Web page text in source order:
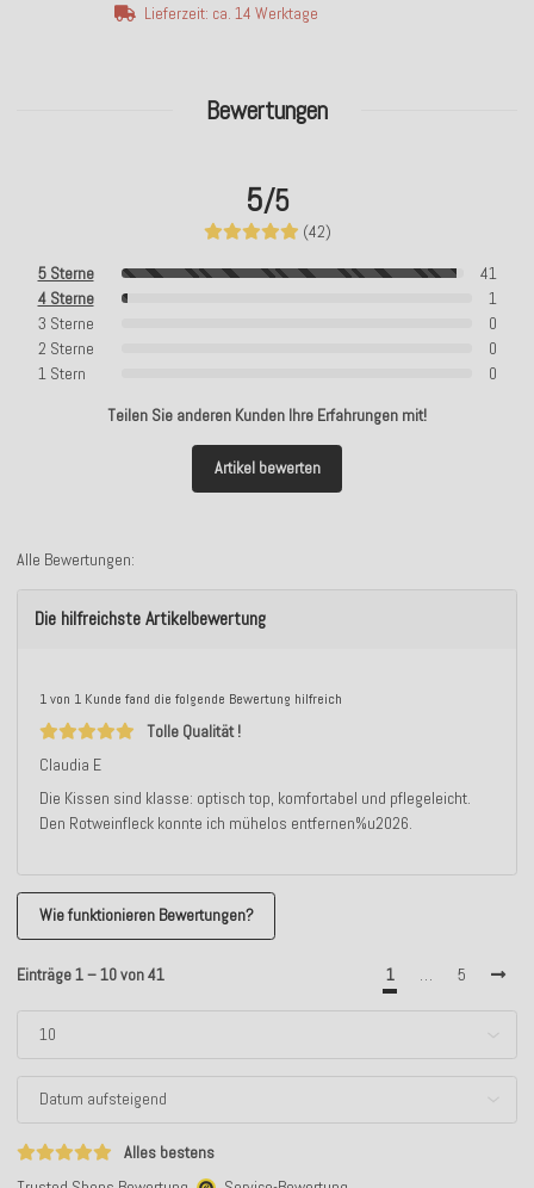
Bewertungen
5/5
(42)
5 Sterne
41
4 Sterne
1
3 Sterne
0
2 Sterne
0
1 Stern
0
Teilen Sie anderen Kunden Ihre Erfahrungen mit!
Artikel bewerten
Alle Bewertungen:
Die hilfreichste Artikelbewertung
1 von 1 Kunde fand die folgende Bewertung hilfreich
Tolle Qualität !
Claudia E
Die Kissen sind klasse: optisch top, komfortabel und pflegeleicht.
Den Rotweinfleck konnte ich mühelos entfernen%u2026.
Wie funktionieren Bewertungen?
Einträge 1 – 10 von 41 1 … 5
Alles bestens
Lieferzeit: ca. 14 Werktage